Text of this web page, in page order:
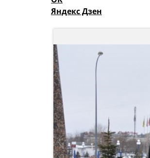
Яндекс Дзен